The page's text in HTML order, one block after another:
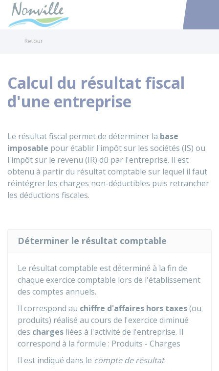
Accéder
Retour
Calcul du résultat fiscal
d'une entreprise
Le résultat fiscal permet de déterminer la base
imposable pour établir l'impôt sur les sociétés (IS) ou
l'impôt sur le revenu (IR) dû par l'entreprise. Il est
obtenu à partir du résultat comptable sur lequel il faut
réintégrer les charges non-déductibles puis retrancher
les déductions fiscales.
Déterminer le résultat comptable
Le résultat comptable est déterminé à la fin de
chaque exercice comptable lors de l'établissement
des comptes annuels.
Il correspond au chiffre d'affaires hors taxes(ou
produits) réalisé au cours de l'exercice diminué
des charges liées à l'activité de l'entreprise. Il
correspond à la formule : Produits - Charges
Il est indiqué dans le compte de résultat.